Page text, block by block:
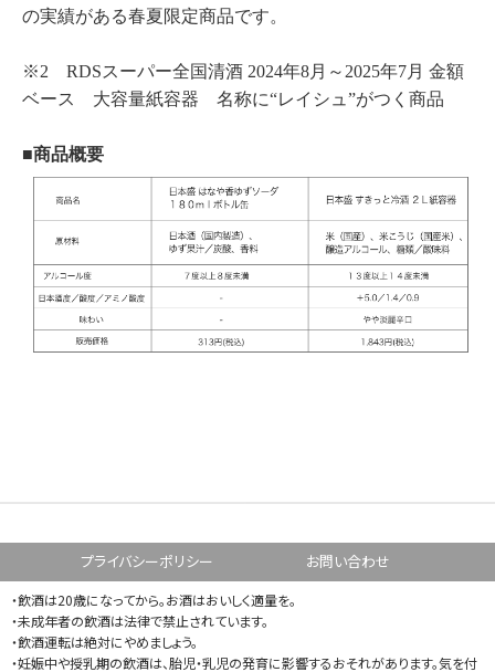
の実績がある春夏限定商品です。
※2 RDSスーパー全国清酒 2024年8月～2025年7月 金額
ベース 大容量紙容器 名称に“レイシュ”がつく商品
■商品概要
プライバシーポリシー お問い合わせ
・飲酒は20歳になってから。お酒はおいしく適量を。
・未成年者の飲酒は法律で禁止されています。
・飲酒運転は絶対にやめましょう。
・妊娠中や授乳期の飲酒は、胎児・乳児の発育に影響するおそれがあります。気を付